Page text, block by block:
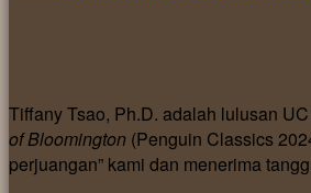
Tiffany Tsao, Ph.D. adalah lulusan
of Bloomington (Penguin Classics
perjuangan” kami dan menerima